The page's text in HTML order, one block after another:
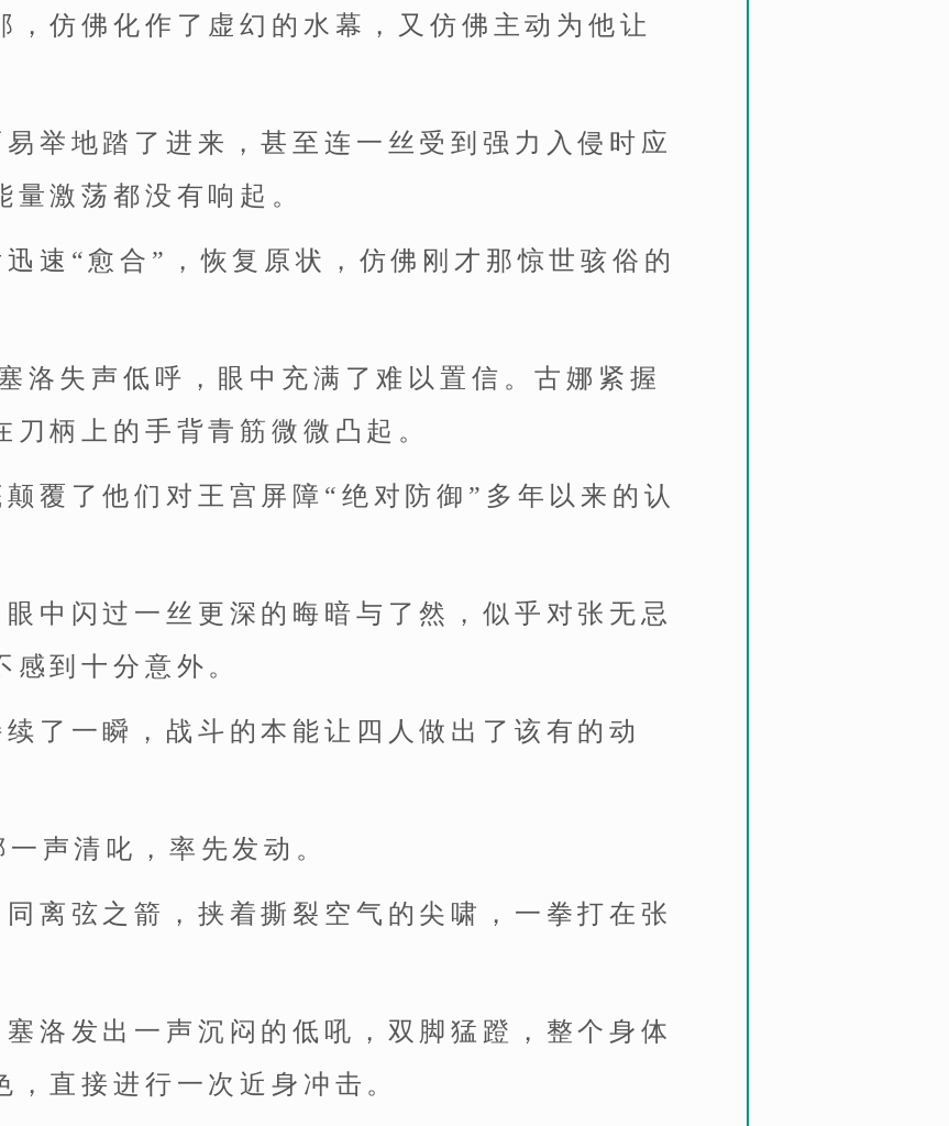
，仿佛化作了虚幻的水幕，又仿佛主动为他让
举地踏了进来，甚至连一丝受到强力入侵时应
量激荡都没有响起。
速“愈合”，恢复原状，仿佛刚才那惊世骇俗的
洛失声低呼，眼中充满了难以置信。古娜紧握
刀柄上的手背青筋微微凸起。
覆了他们对王宫屏障“绝对防御”多年以来的认
中闪过一丝更深的晦暗与了然，似乎对张无忌
感到十分意外。
了一瞬，战斗的本能让四人做出了该有的动
声清叱，率先发动。
离弦之箭，挟着撕裂空气的尖啸，一拳打在张
塞洛发出一声沉闷的低吼，双脚猛蹬，整个身体
，直接进行一次近身冲击。